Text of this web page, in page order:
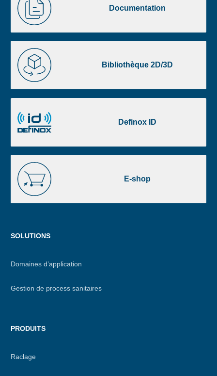
de
liste
footer
Documentation
Bibliothèque 2D/3D
Bibliothèque
2D/3D
Definox ID
ID
E-shop
shop
Menu
SOLUTIONS
Domaines d’application
Gestion de process sanitaires
PRODUITS
Raclage